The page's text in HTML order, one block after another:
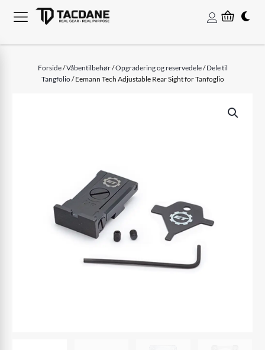
Forside/Våbentilbehør/Opgradering og reservedele/Dele til
Tangfolio/ Eemann Tech Adjustable Rear Sight for Tanfoglio